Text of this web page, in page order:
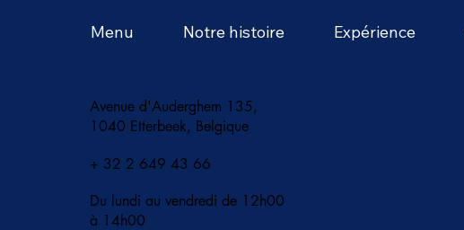
Avenue d'Auderghem 135,
1040 Etterbeek, Belgique
+ 32 2 649 43 66
Du lundi au vendredi de 12h00
à 14h00
Menu Notre histoire Expérience